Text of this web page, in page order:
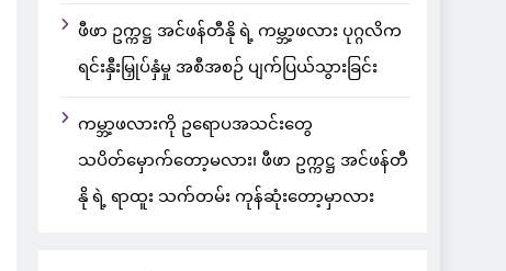
ဖီဖာ ဥက္ကဋ္ဌ အင်ဖန်တီနို ရဲ့ ကမ္ဘာ့ဖလား ပုဂ္ဂလိက
ရင်းနှီးမြှုပ်နှံမှု အစီအစဉ် ပျက်ပြယ်သွားခြင်း
ကမ္ဘာ့ဖလားကို ဥရောပအသင်းတွေ
သပိတ်မှောက်တော့မလား၊ ဖီဖာ ဥက္ကဋ္ဌ အင်ဖန်တီ
နို ရဲ့ ရာထူး သက်တမ်း ကုန်ဆုံးတော့မှာလား